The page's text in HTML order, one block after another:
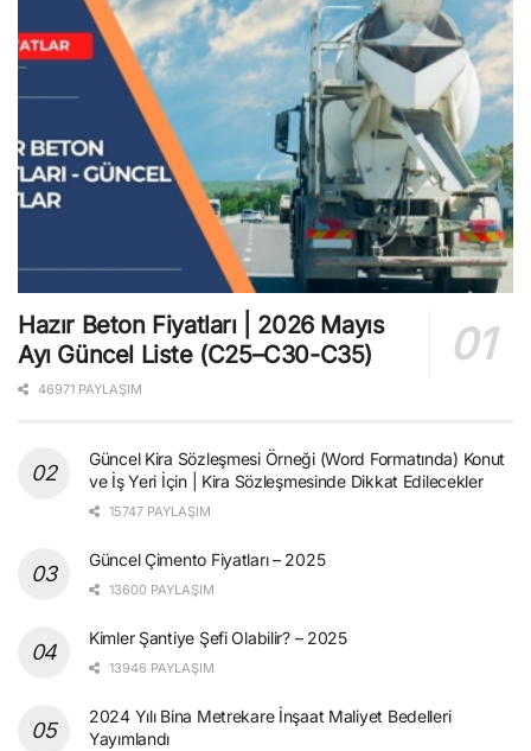
Hazır Beton Fiyatları | 2026 Mayıs
Ayı Güncel Liste (C25–C30-C35)
46971 PAYLAŞIM
Güncel Kira Sözleşmesi Örneği (Word Formatında) Konut
ve İş Yeri İçin | Kira Sözleşmesinde Dikkat Edilecekler
15747 PAYLAŞIM
Güncel Çimento Fiyatları – 2025
13600 PAYLAŞIM
Kimler Şantiye Şefi Olabilir? – 2025
13946 PAYLAŞIM
2024 Yılı Bina Metrekare İnşaat Maliyet Bedelleri
Yayımlandı